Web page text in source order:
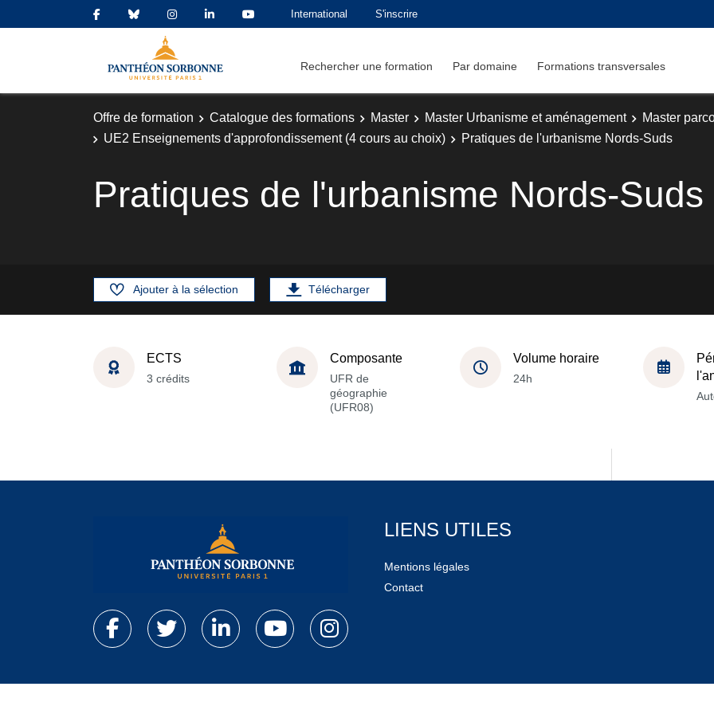
International S'inscrire
Rechercher une formation Par domaine Formations transversales
Offre de formation Catalogue des formations Master Master Urbanisme et aménagement
Master
UE2 Enseignements d'approfondissement (4 cours au choix)
Pratiques de l'urbanisme Nords-Suds
Pratiques de l'urbanisme Nords-Suds
Ajouter à la sélection Télécharger
ECTS
3 crédits
Composante
UFR de
géographie
(UFR08)
Volume horaire
24h
LIENS UTILES
Mentions légales
Contact